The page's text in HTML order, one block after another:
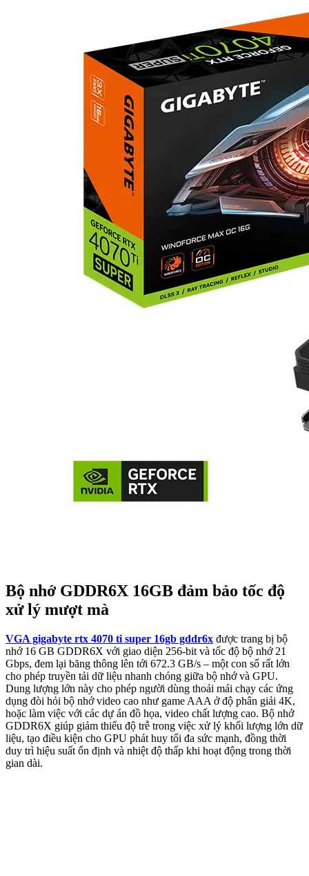
Bộ nhớ GDDR6X 16GB đảm bảo tốc độ
xử lý mượt mà
VGA gigabyte rtx 4070 ti super 16gb gddr6x được trang bị bộ
nhớ 16 GB GDDR6X với giao diện 256-bit và tốc độ bộ nhớ 21
Gbps, đem lại băng thông lên tới 672.3 GB/s – một con số rất lớn
cho phép truyền tải dữ liệu nhanh chóng giữa bộ nhớ và GPU.
Dung lượng lớn này cho phép người dùng thoải mái chạy các ứng
dụng đòi hỏi bộ nhớ video cao như game AAA ở độ phân giải 4K,
hoặc làm việc với các dự án đồ họa, video chất lượng cao. Bộ nhớ
GDDR6X giúp giảm thiểu độ trễ trong việc xử lý khối lượng lớn dữ
liệu, tạo điều kiện cho GPU phát huy tối đa sức mạnh, đồng thời
duy trì hiệu suất ổn định và nhiệt độ thấp khi hoạt động trong thời
gian dài.